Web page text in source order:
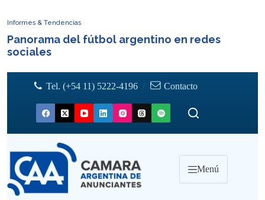
Informes & Tendencias
Panorama del fútbol argentino en redes
sociales